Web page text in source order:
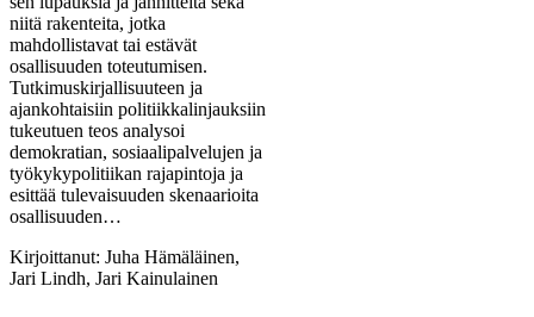
niitä rakenteita, jotka
mahdollistavat tai estävät
osallisuuden toteutumisen.
Tutkimuskirjallisuuteen ja
ajankohtaisiin politiikkalinjauksiin
tukeutuen teos analysoi
demokratian, sosiaalipalvelujen ja
työkykypolitiikan rajapintoja ja
esittää tulevaisuuden skenaarioita
osallisuuden…
Kirjoittanut: Juha Hämäläinen,
Jari Lindh, Jari Kainulainen